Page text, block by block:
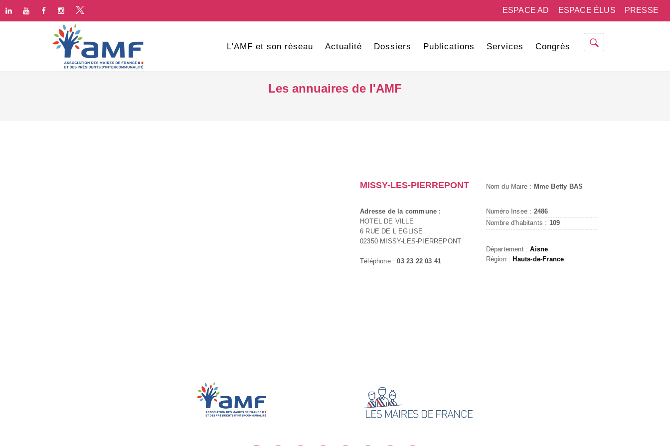
PRESSE
ESPACE ÉLUS
ESPACE AD
L'AMF et son réseau Actualité Dossiers Publications Services Congrès
Les annuaires de l'AMF
MISSY-LES-PIERREPONT
Adresse de la commune :
HOTEL DE VILLE
6 RUE DE L EGLISE
02350 MISSY-LES-PIERREPONT
Téléphone :03 23 22 03 41
Nom du Maire : Mme Betty BAS
Numéro Insee : 2486
Nombre d'habitants : 109
Département :Aisne
Région : Hauts-de-France